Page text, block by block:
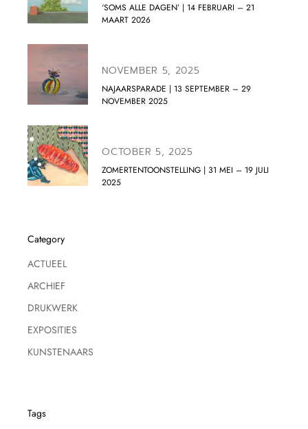
‘SOMS ALLE DAGEN’ | 14 FEBRUARI – 21
MAART 2026
NOVEMBER 5, 2025
NAJAARSPARADE | 13 SEPTEMBER – 29
NOVEMBER 2025
OCTOBER 5, 2025
ZOMERTENTOONSTELLING | 31 MEI – 19 JULI
2025
Category
ACTUEEL
ARCHIEF
DRUKWERK
EXPOSITIES
KUNSTENAARS
Tags